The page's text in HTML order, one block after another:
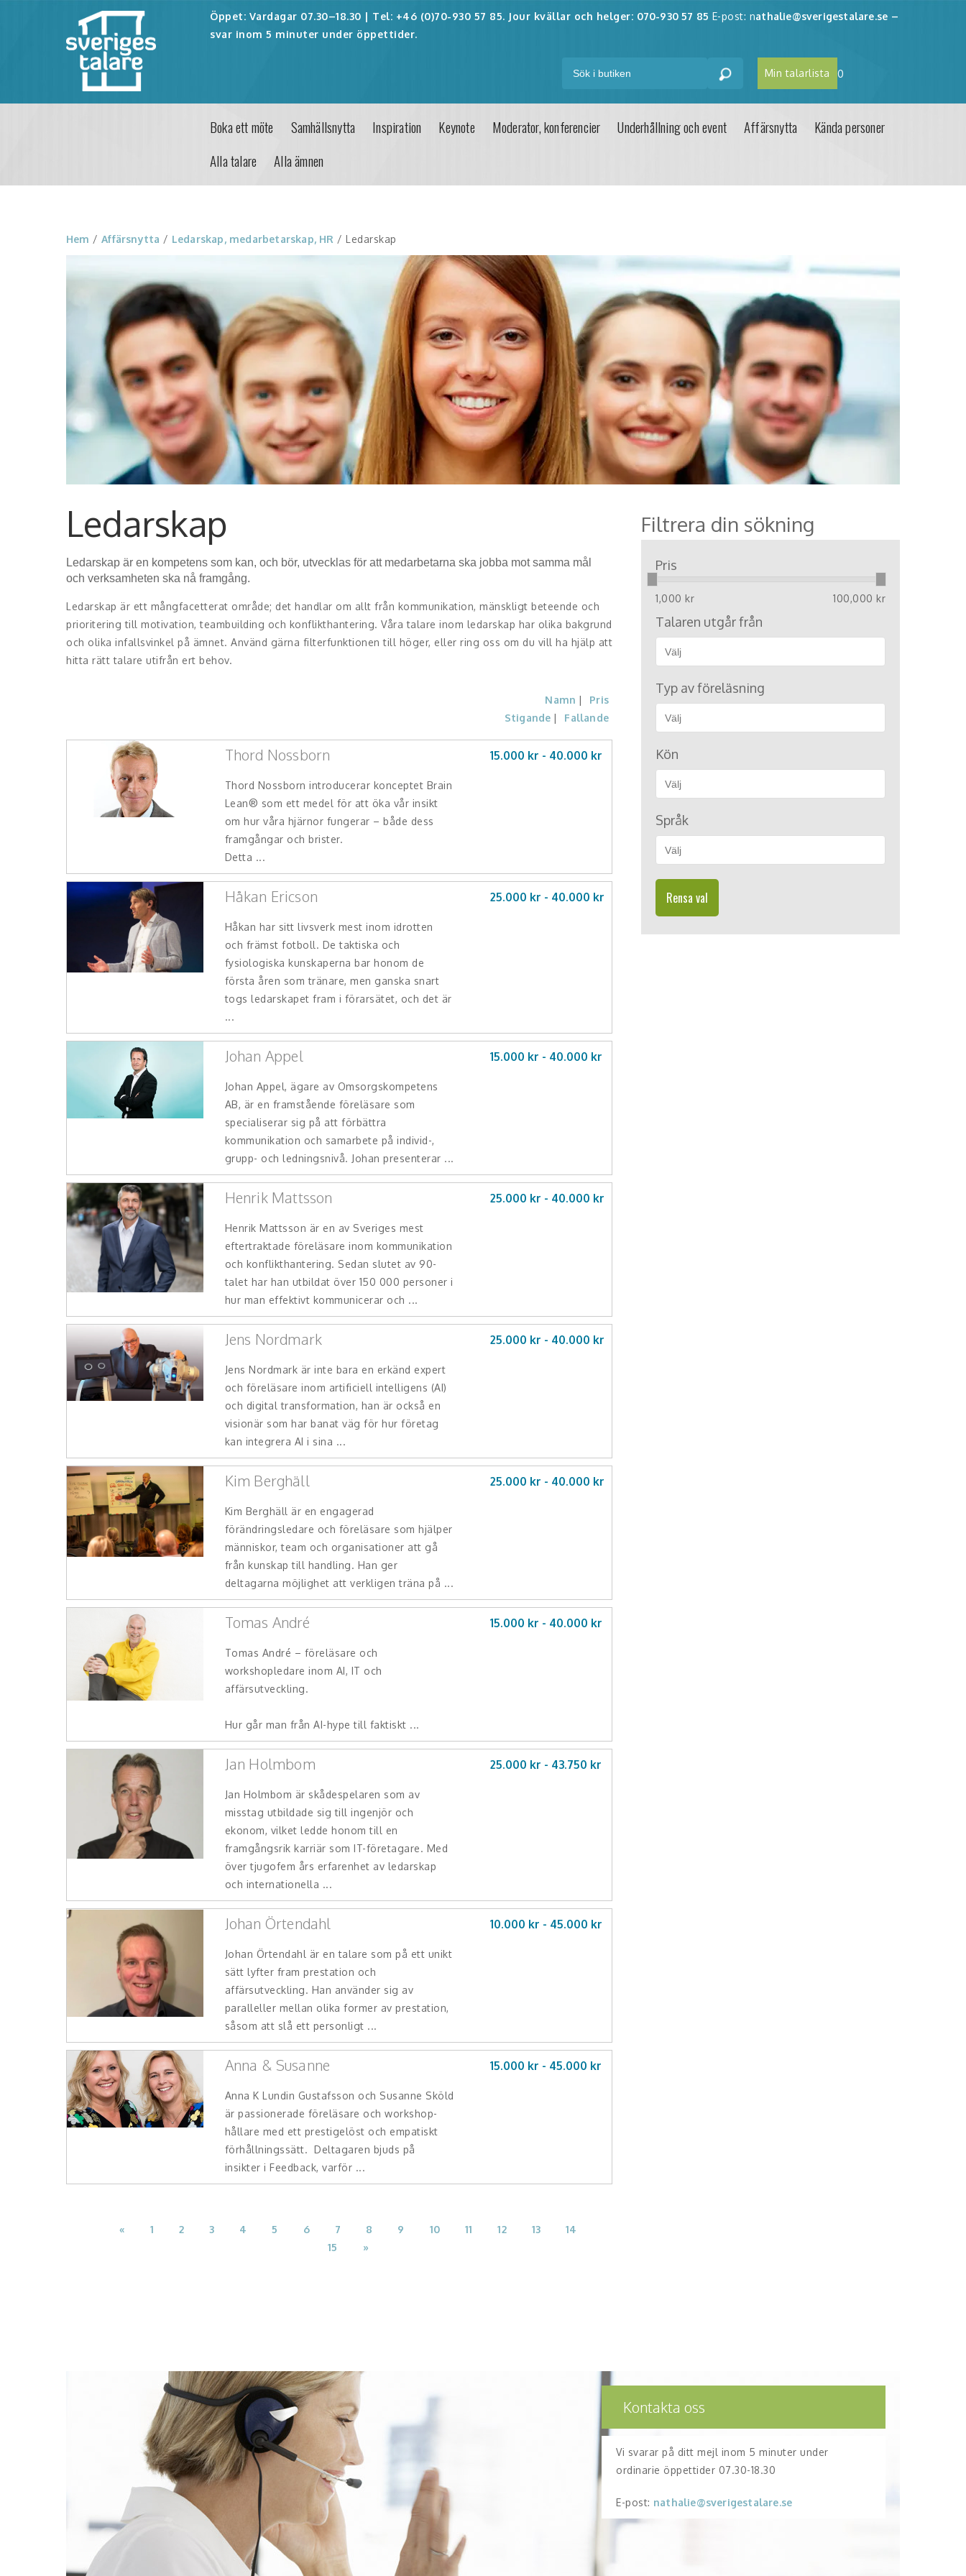
Öppet: Vardagar 07.30–18.30 | Tel: +46 (0)70-930 57 85. Jour kvällar och helger: 070-930 57 85 E-post: nathalie@sverigestalare.se –
svar inom 5 minuter under öppettider.
Min talarlista 0
Boka ett möte Samhällsnytta Inspiration Keynote Moderator, konferencier Underhållning och event Affärsnytta
Kända personer
Alla talare
Alla ämnen
Hem /Affärsnytta / Ledarskap, medarbetarskap, HR / Ledarskap
Ledarskap
Ledarskap är en kompetens som kan, och bör, utvecklas för att medarbetarna ska jobba mot samma mål
och verksamheten ska nå framgång.
Ledarskap är ett mångfacetterat område; det handlar om allt från kommunikation, mänskligt beteende och
prioritering till motivation, teambuilding och konflikthantering. Våra talare inom ledarskap har olika bakgrund
och olika infallsvinkel på ämnet. Använd gärna filterfunktionen till höger, eller ring oss om du vill ha hjälp att
hitta rätt talare utifrån ert behov.
Namn
Pris
Stigande
Fallande
Thord Nossborn
Thord Nossborn introducerar konceptet Brain
Lean® som ett medel för att öka vår insikt
om hur våra hjärnor fungerar – både dess
framgångar och brister.
Detta ...
15.000 kr - 40.000 kr
Håkan Ericson
Håkan har sitt livsverk mest inom idrotten
och främst fotboll. De taktiska och
fysiologiska kunskaperna bar honom de
första åren som tränare, men ganska snart
togs ledarskapet fram i förarsätet, och det är
...
25.000 kr - 40.000 kr
Johan Appel
Johan Appel, ägare av Omsorgskompetens
AB, är en framstående föreläsare som
specialiserar sig på att förbättra
kommunikation och samarbete på individ-,
grupp- och ledningsnivå. Johan presenterar ...
15.000 kr - 40.000 kr
Henrik Mattsson
Henrik Mattsson är en av Sveriges mest
eftertraktade föreläsare inom kommunikation
och konflikthantering. Sedan slutet av 90-
talet har han utbildat över 150 000 personer i
hur man effektivt kommunicerar och ...
25.000 kr - 40.000 kr
Jens Nordmark
Jens Nordmark är inte bara en erkänd expert
och föreläsare inom artificiell intelligens (AI)
och digital transformation, han är också en
visionär som har banat väg för hur företag
kan integrera AI i sina ...
25.000 kr - 40.000 kr
Kim Berghäll
Kim Berghäll är en engagerad
förändringsledare och föreläsare som hjälper
människor, team och organisationer att gå
från kunskap till handling. Han ger
deltagarna möjlighet att verkligen träna på ...
25.000 kr - 40.000 kr
Tomas André
Tomas André – föreläsare och
workshopledare inom AI, IT och
affärsutveckling.
Hur går man från AI-hype till faktiskt ...
15.000 kr - 40.000 kr
Jan Holmbom
Jan Holmbom är skådespelaren som av
misstag utbildade sig till ingenjör och
ekonom, vilket ledde honom till en
framgångsrik karriär som IT-företagare. Med
över tjugofem års erfarenhet av ledarskap
och internationella ...
25.000 kr - 43.750 kr
Johan Örtendahl
Johan Örtendahl är en talare som på ett unikt
sätt lyfter fram prestation och
affärsutveckling. Han använder sig av
paralleller mellan olika former av prestation,
såsom att slå ett personligt ...
10.000 kr - 45.000 kr
Anna & Susanne
Anna K Lundin Gustafsson och Susanne Sköld
är passionerade föreläsare och workshop-
hållare med ett prestigelöst och empatiskt
förhållningssätt. Deltagaren bjuds på
insikter i Feedback, varför ...
15.000 kr - 45.000 kr
« 1 2 3 4 5 6 7 8 9 10 11 12 13
14
15
»
Filtrera din sökning
Pris
1,000 kr 100,000 kr
Talaren utgår från
Typ av föreläsning
Kön
Språk
Rensa val
Kontakta oss
Vi svarar på ditt mejl inom 5 minuter under
ordinarie öppettider 07.30-18.30
E-post: nathalie@sverigestalare.se